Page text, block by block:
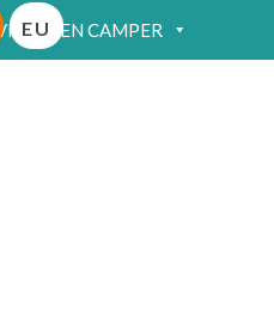
VIAJAR EN CAMPER
EU